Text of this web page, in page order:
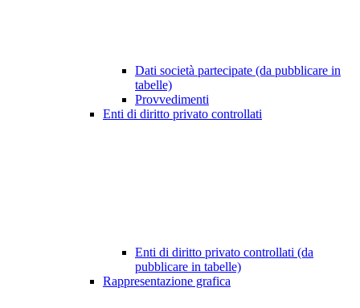
Dati società partecipate (da pubblicare in
tabelle)
Provvedimenti
Enti di diritto privato controllati
Enti di diritto privato controllati (da
pubblicare in tabelle)
Rappresentazione grafica